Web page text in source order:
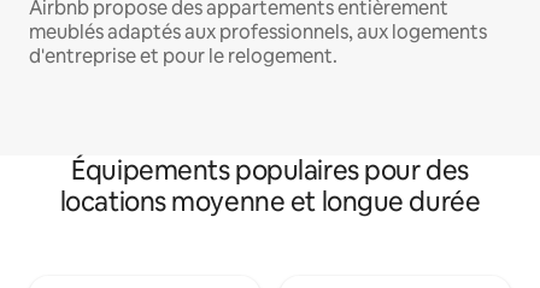
Airbnb propose des appartements entièrement
meublés adaptés aux professionnels, aux logements
d'entreprise et pour le relogement.
Équipements populaires pour des
locations moyenne et longue durée